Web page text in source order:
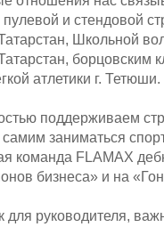
и стендовой
Школьной
борцовским
атлетики г. Тетюши.
поддерживаем
самим заниматься
команда FLAMAX
бизнеса» и на
для руководителя,